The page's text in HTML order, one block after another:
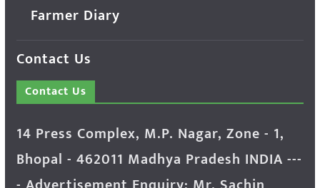
Farmer Diary
Contact Us
Contact Us
14 Press Complex, M.P. Nagar, Zone - 1,
Bhopal - 462011 Madhya Pradesh INDIA ---